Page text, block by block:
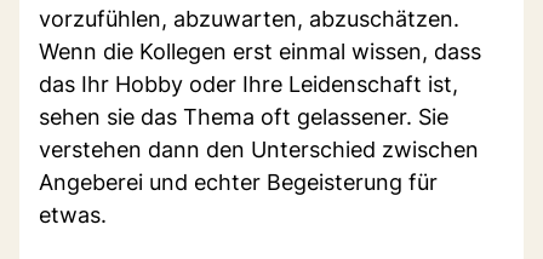
vorzufühlen, abzuwarten, abzuschätzen.
Wenn die Kollegen erst einmal wissen, dass
das Ihr Hobby oder Ihre Leidenschaft ist,
sehen sie das Thema oft gelassener. Sie
verstehen dann den Unterschied zwischen
Angeberei und echter Begeisterung für
etwas.